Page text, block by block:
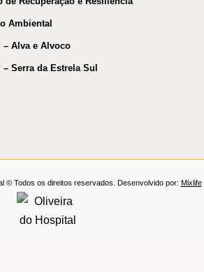
Ambiental
– Alva e Alvoco
– Serra da Estrela Sul
© Todos os direitos reservados. Desenvolvido por: Mixlife